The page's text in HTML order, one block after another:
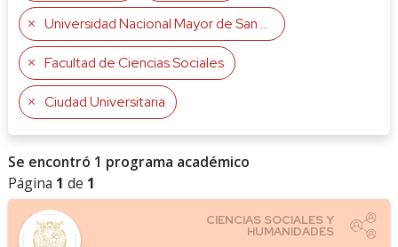
Universidad Nacional Mayor de San Marcos UNMSM
Facultad de Ciencias Sociales
Ciudad Universitaria
Se encontró 1 programa académico
Página 1 de 1